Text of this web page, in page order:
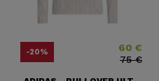
-20% 60 €
Prix ​​habituel
75 €